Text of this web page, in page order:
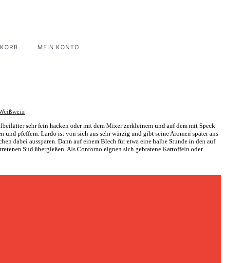
MEIN KONTO
sehr fein hacken oder mit dem Mixer zerkleinern und auf dem mit Speck
pfeffern. Lardo ist von sich aus sehr würzig und gibt seine Aromen später ans
dabei aussparen. Dann auf einem Blech für etwa eine halbe Stunde in den auf
Sud übergießen. Als Contorno eignen sich gebratene Kartoffeln oder